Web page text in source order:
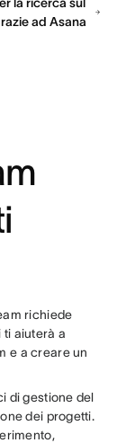
ad Asana
richiede
ti aiuterà a
e a creare un
di gestione del
dei progetti.